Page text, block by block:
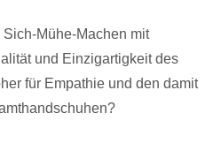
Mühe-Machen mit
und Einzigartigkeit des
für Empathie und den damit